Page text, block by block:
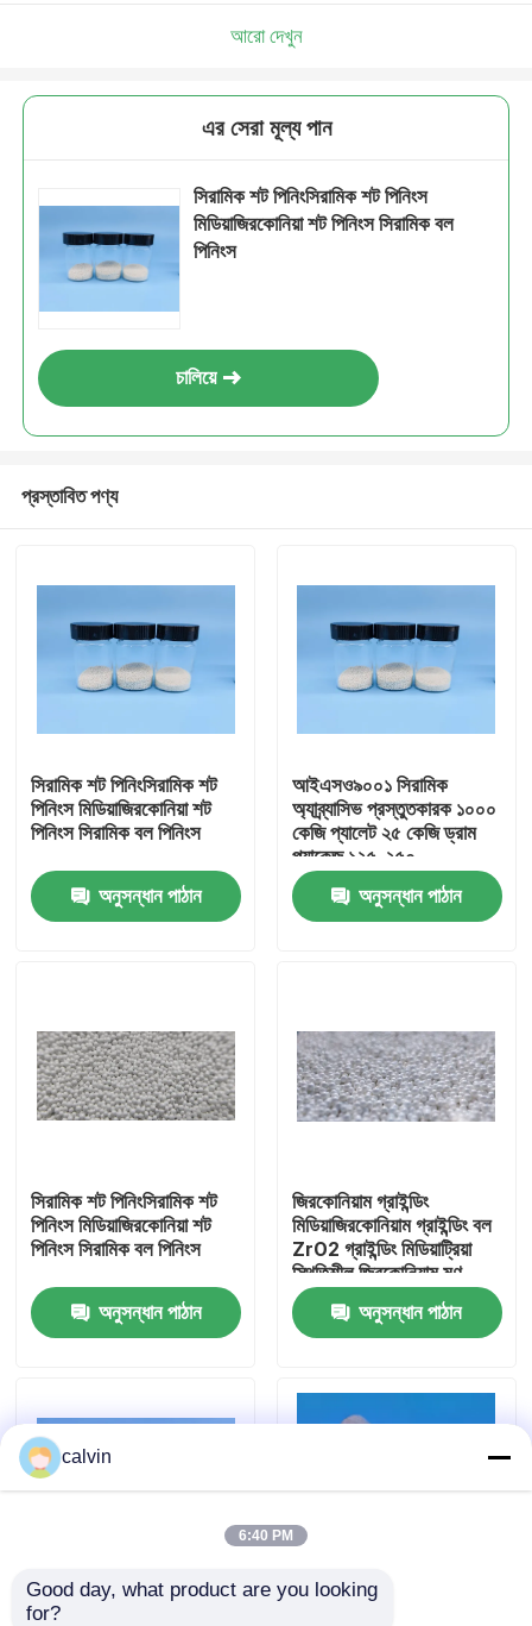
আমাদের সম্পর্কে
মান নিয়ন্ত্রণ
আমাদের সাথে যোগাযোগ করুন
সিরামিক ব্লাস্টিং মিডিয়া
সিরামিক বিস্ফোরণ ঘষিয়া তুলিয়া ফেলিতে সক্ষম
আরো দেখুন
এর সেরা মূল্য পান
সিরামিক শট পিনিংসিরামিক শট পিনিংস
মিডিয়াজিরকোনিয়া শট পিনিংস সিরামিক বল
পিনিংস
চালিয়ে
প্রস্তাবিত পণ্য
সিরামিক শট পিনিংসিরামিক শট
পিনিংস মিডিয়াজিরকোনিয়া শট
পিনিংস সিরামিক বল পিনিংস
অনুসন্ধান পাঠান
আইএসও৯০০১ সিরামিক
অ্যাব্র্যাসিভ প্রস্তুতকারক ১০০০
কেজি প্যালেট ২৫ কেজি ড্রাম
প্যাকেজ ১২৫-২৫০
মাইক্রোমিটার সিরামিক ব্লাস্টিং
গ্রেট B60 B120 B40
অনুসন্ধান পাঠান
সিরামিক শট পিনিংসিরামিক শট
পিনিংস মিডিয়াজিরকোনিয়া শট
পিনিংস সিরামিক বল পিনিংস
অনুসন্ধান পাঠান
জিরকোনিয়াম গ্রাইন্ডিং
মিডিয়াজিরকোনিয়াম গ্রাইন্ডিং বল
ZrO2 গ্রাইন্ডিং মিডিয়াট্রিয়া
স্থিতিশীল জিরকোনিয়াম মণু
অনুসন্ধান পাঠান
কারখানার সরবরাহ জিরকোনিয়াম
calvin
6:40 PM
Good day, what product are you looking
for?